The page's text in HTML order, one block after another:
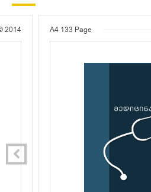
2014 A4 133 Page